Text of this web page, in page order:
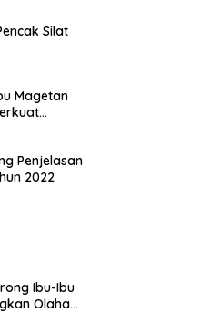
Silat
Magetan
Penjelasan
2022
Ibu-Ibu
Olahan